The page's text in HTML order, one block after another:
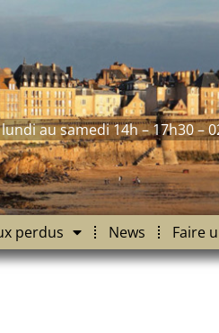
au samedi 14h – 17h30 –
perdus News Faire